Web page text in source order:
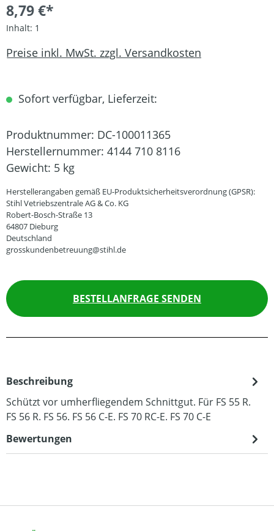
8,79 €*
Inhalt: 1
Preise inkl. MwSt. zzgl. Versandkosten
Sofort verfügbar, Lieferzeit:
Produktnummer: DC-100011365
Herstellernummer: 4144 710 8116
Gewicht: 5 kg
Herstellerangaben gemäß EU-Produktsicherheitsverordnung (GPSR):
Stihl Vetriebszentrale AG & Co. KG
Robert-Bosch-Straße 13
64807 Dieburg
Deutschland
grosskundenbetreuung@stihl.de
BESTELLANFRAGE SENDEN
Beschreibung
Schützt vor umherfliegendem Schnittgut. Für FS 55 R.
FS 56 R. FS 56. FS 56 C-E. FS 70 RC-E. FS 70 C-E
Bewertungen